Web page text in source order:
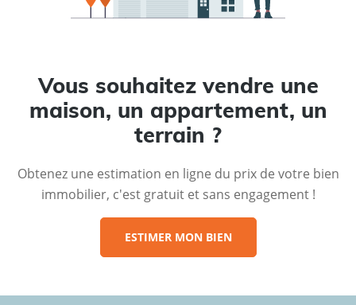
Vous souhaitez vendre une
maison, un appartement, un
terrain ?
Obtenez une estimation en ligne du prix de votre bien
immobilier, c'est gratuit et sans engagement !
ESTIMER MON BIEN